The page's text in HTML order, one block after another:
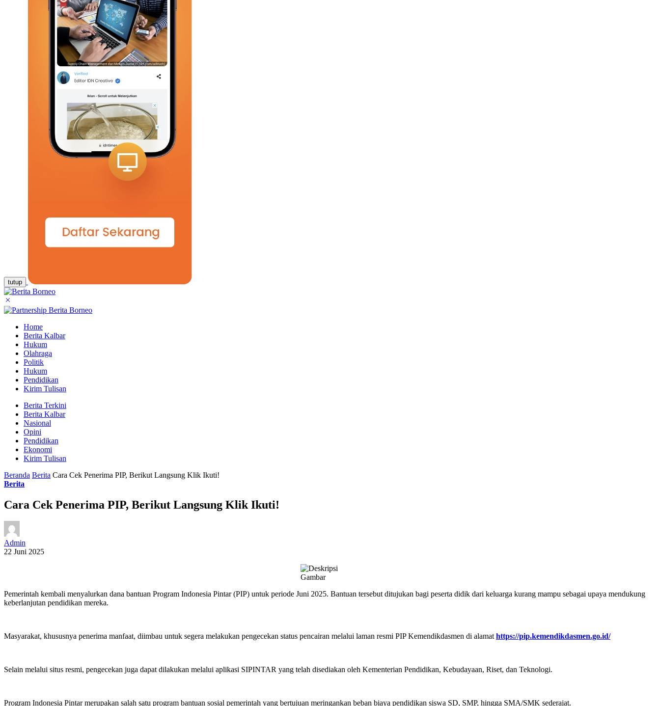
tutup
Home
Berita Kalbar
Hukum
Olahraga
Politik
Hukum
Pendidikan
Kirim Tulisan
Berita Terkini
Berita Kalbar
Nasional
Opini
Pendidikan
Ekonomi
Kirim Tulisan
Beranda Berita Cara Cek Penerima PIP, Berikut Langsung Klik Ikuti!
Berita
Cara Cek Penerima PIP, Berikut Langsung Klik Ikuti!
Admin
22 Juni 2025
Pemerintah kembali menyalurkan dana bantuan Program Indonesia Pintar (PIP) untuk periode Juni 2025. Bantuan tersebut ditujukan bagi peserta didik dari keluarga kurang mampu sebagai upaya mendukung
keberlanjutan pendidikan mereka.
Masyarakat, khususnya penerima manfaat, diimbau untuk segera melakukan pengecekan status pencairan melalui laman resmi PIP Kemendikdasmen di alamathttps://pip.kemendikdasmen.go.id/
Selain melalui situs resmi, pengecekan juga dapat dilakukan melalui aplikasi SIPINTAR yang telah disediakan oleh Kementerian Pendidikan, Kebudayaan, Riset, dan Teknologi.
Program Indonesia Pintar merupakan salah satu program bantuan sosial pemerintah yang bertujuan meringankan beban biaya pendidikan siswa SD, SMP, hingga SMA/SMK sederajat.